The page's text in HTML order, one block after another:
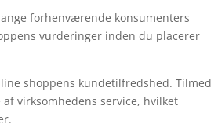
forhenværende konsumenters
vurderinger inden du placerer
shoppens kundetilfredshed. Tilmed
virksomhedens service, hvilket